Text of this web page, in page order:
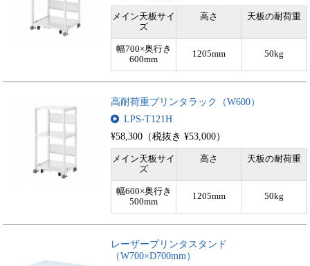
メイン天板サイ
ズ
高さ 天板の耐荷重
幅700×奥行き
600mm
1205mm 50kg
高耐荷重プリンタラック（W600）
LPS-T121H
¥58,300（税抜き ¥53,000）
メイン天板サイ
ズ
高さ 天板の耐荷重
幅600×奥行き
500mm
1205mm 50kg
レーザープリンタスタンド
（W700×D700mm）